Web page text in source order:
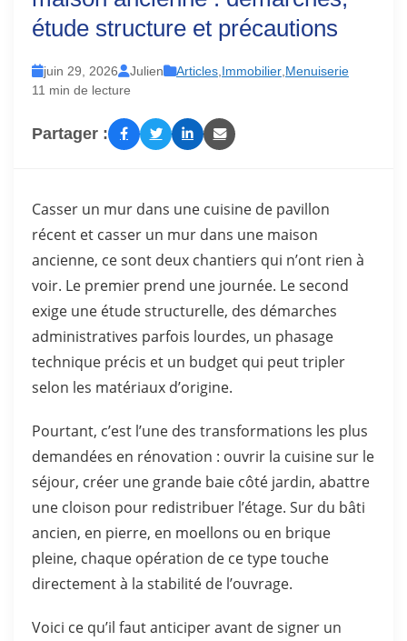
étude structure et précautions
juin 29, 2026 Julien Articles Immobilier Menuiserie
11 min de lecture
Partager :
Casser un mur dans une cuisine de pavillon
récent et casser un mur dans une maison
ancienne, ce sont deux chantiers qui n’ont rien à
voir. Le premier prend une journée. Le second
exige une étude structurelle, des démarches
administratives parfois lourdes, un phasage
technique précis et un budget qui peut tripler
selon les matériaux d’origine.
Pourtant, c’est l’une des transformations les plus
demandées en rénovation : ouvrir la cuisine sur le
séjour, créer une grande baie côté jardin, abattre
une cloison pour redistribuer l’étage. Sur du bâti
ancien, en pierre, en moellons ou en brique
pleine, chaque opération de ce type touche
directement à la stabilité de l’ouvrage.
Voici ce qu’il faut anticiper avant de signer un